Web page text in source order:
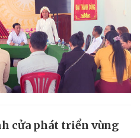
cửa phát triển vùng